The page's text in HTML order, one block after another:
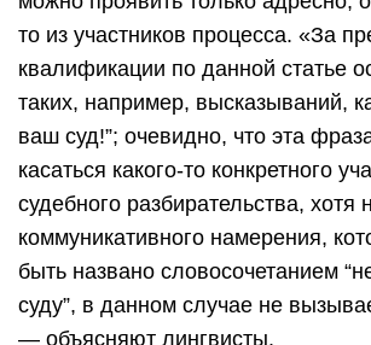
то из участников процесса. «За
квалификации по данной статье
таких, например, высказываний,
ваш суд!”; очевидно, что эта
касаться какого-то конкретного
судебного разбирательства, хотя
коммуникативного намерения,
быть названо словосочетанием
суду”, в данном случае не
— объясняют лингвисты.